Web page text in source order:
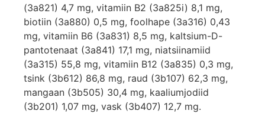
(3a821) 4,7 mg, vitamiin B2 (3a825i) 8,1 mg,
biotiin (3a880) 0,5 mg, foolhape (3a316) 0,43
mg, vitamiin B6 (3a831) 8,5 mg, kaltsium-D-
pantotenaat (3a841) 17,1 mg, niatsiinamiid
(3a315) 55,8 mg, vitamiin B12 (3a835) 0,3 mg,
tsink (3b612) 86,8 mg, raud (3b107) 62,3 mg,
mangaan (3b505) 30,4 mg, kaaliumjodiid
(3b201) 1,07 mg, vask (3b407) 12,7 mg.